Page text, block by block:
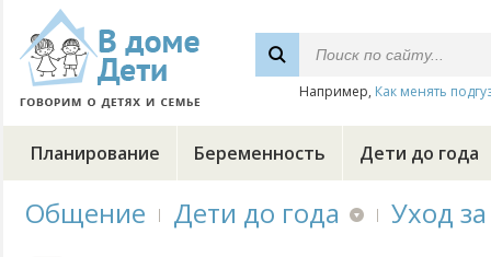
Например, Как менять
Планирование Беременность Дети до года
Общение Дети до года Уход